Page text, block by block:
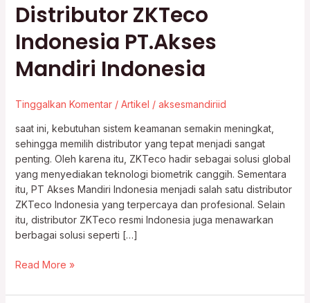
Distributor ZKTeco
Indonesia PT.Akses
Mandiri Indonesia
Tinggalkan Komentar / Artikel / aksesmandiriid
saat ini, kebutuhan sistem keamanan semakin meningkat,
sehingga memilih distributor yang tepat menjadi sangat
penting. Oleh karena itu, ZKTeco hadir sebagai solusi global
yang menyediakan teknologi biometrik canggih. Sementara
itu, PT Akses Mandiri Indonesia menjadi salah satu distributor
ZKTeco Indonesia yang terpercaya dan profesional. Selain
itu, distributor ZKTeco resmi Indonesia juga menawarkan
berbagai solusi seperti […]
Read More »